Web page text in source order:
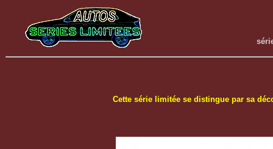
Cette série limitée se distingue par sa